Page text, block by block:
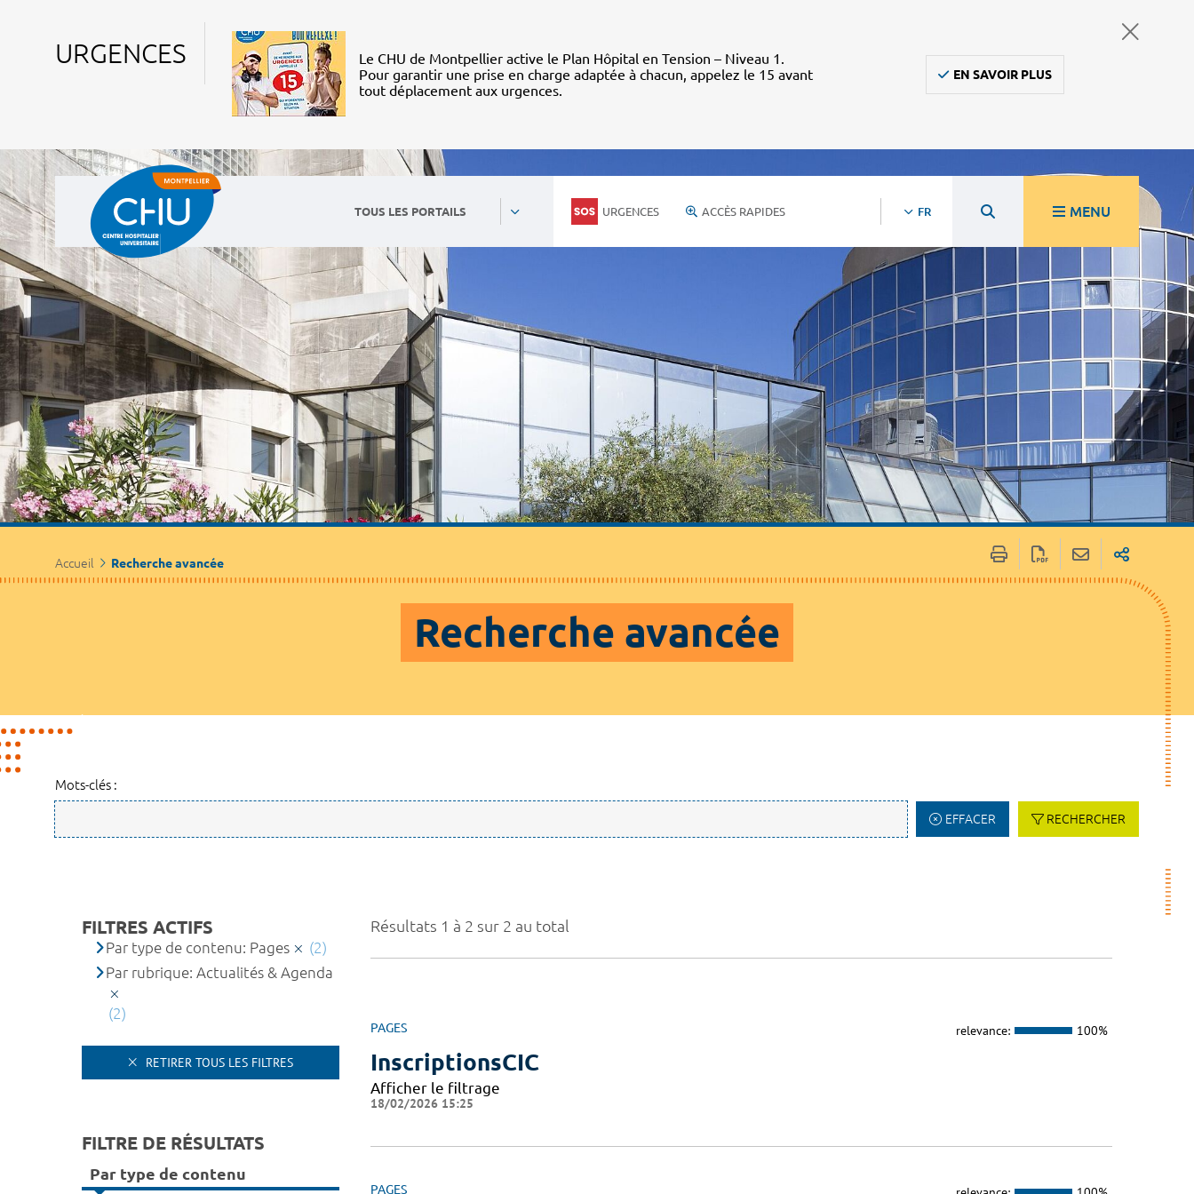
URGENCES
Le CHU de Montpellier active le Plan Hôpital en Tension – Niveau 1.
Pour garantir une prise en charge adaptée à chacun, appelez le 15 avant
tout déplacement aux urgences.
EN SAVOIR PLUS
TOUS LES PORTAILS URGENCES ACCÈS RAPIDES FR MENU
Accueil Recherche avancée
Recherche avancée
Mots-clés :
EFFACER RECHERCHER
Résultats 1 à 2 sur 2 au total
PAGES relevance: 100%
InscriptionsCIC
Afficher le filtrage
18/02/2026 15:25
PAGES
FILTRES ACTIFS
Par type de contenu: Pages
(2)
Par rubrique: Actualités & Agenda
(2)
RETIRER TOUS LES FILTRES
FILTRE DE RÉSULTATS
Par type de contenu